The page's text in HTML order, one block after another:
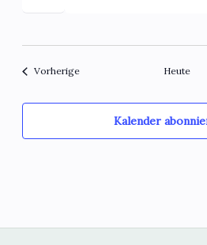
VorherigeVeranstaltungen Heute
Kalender